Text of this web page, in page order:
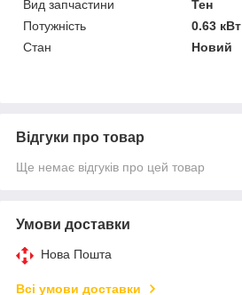
Вид запчастини
Тен
Потужність
0.63 кВт
Стан
Новий
Відгуки про товар
Ще немає відгуків про цей товар
Умови доставки
Нова Пошта
Всі умови доставки